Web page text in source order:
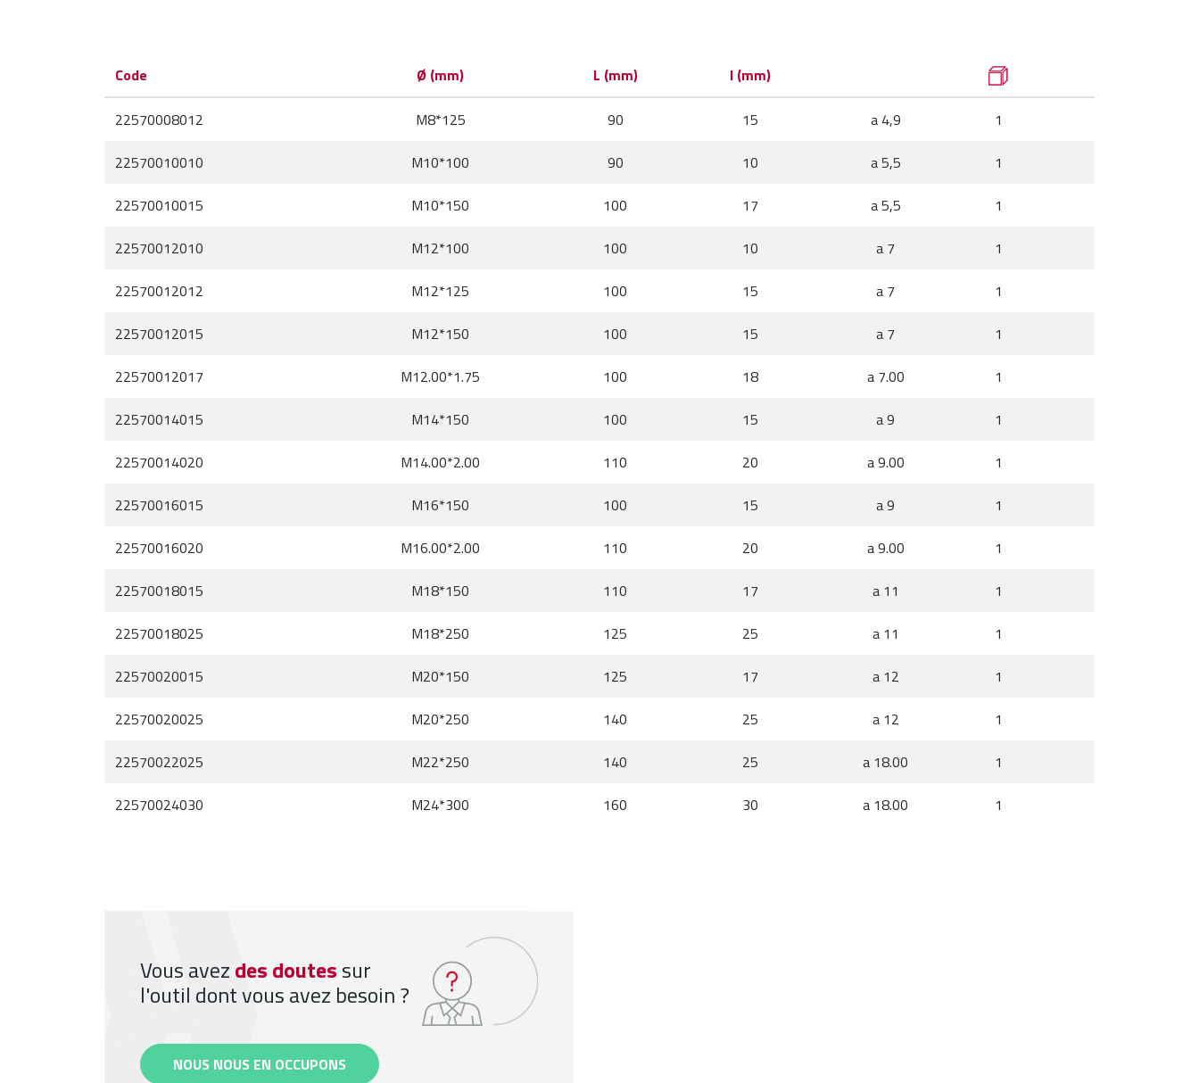
Code Ø (mm) L (mm) l (mm)
22570008012 M8*125 90 15 a 4,9
1
22570010010
M10*100 90 10 a 5,5
1
22570010015
M10*150 100 17 a 5,5
1
22570012010
M12*100 100 10 a 7
1
22570012012
M12*125 100 15 a 7
1
22570012015
M12*150 100 15 a 7
1
22570012017
M12.00*1.75 100 18 a 7.00
1
22570014015
M14*150 100 15 a 9
1
22570014020
M14.00*2.00 110 20 a 9.00
1
22570016015
M16*150 100 15 a 9
1
22570016020
M16.00*2.00 110 20 a 9.00
1
22570018015
M18*150 110 17 a 11
1
22570018025
M18*250 125 25 a 11
1
22570020015
M20*150 125 17 a 12
1
22570020025
M20*250 140 25 a 12
1
22570022025
M22*250 140 25 a 18.00
1
22570024030
M24*300 160 30 a 18.00 1
Vous avezdes doutessur
l'outil dont vous avez besoin ?
NOUS NOUS EN OCCUPONS